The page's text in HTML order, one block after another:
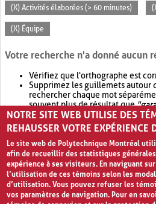
(X) Activités élaborées (> 60 minutes)
(X) Équipe
Votre recherche n'a donné aucun
Vérifiez que l'orthographe est
Supprimez les guillemets autour
rechercher chaque mot
souvent plus de résultat que
Envisagez d'élargir votre
retournera souvent plus de
NOTRE SITE WEB UTILISE DES
REHAUSSER VOTRE EXPÉRIENCE
Le site web de Polytechnique Montréal
afin de recueillir des statistiques
expérience à ses visiteurs. En naviguant
l’utilisation de ces témoins selon les
d’utilisation. Vous pouvez refuser les
vos paramètres de navigation. Pour en